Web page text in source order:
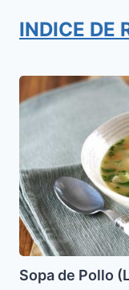
INDICE DE
Sopa
de
Penicilina
Judia)
Sopa de Pollo